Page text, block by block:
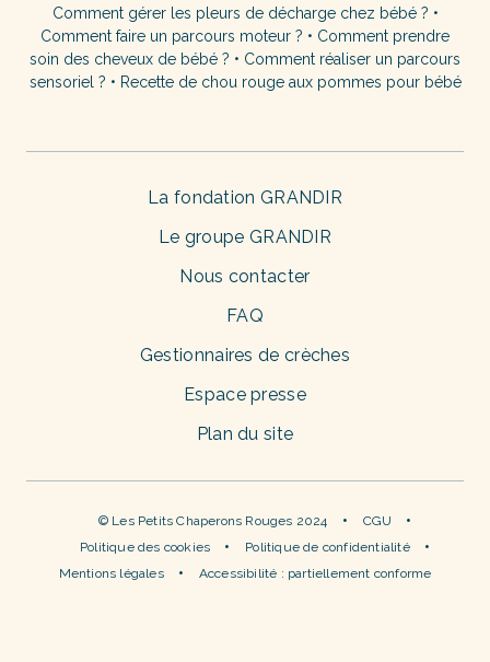
Comment gérer les pleurs de décharge chez bébé ? •
Comment faire un parcours moteur ? • Comment prendre
soin des cheveux de bébé ? • Comment réaliser un parcours
sensoriel ? • Recette de chou rouge aux pommes pour bébé
La fondation GRANDIR
Le groupe GRANDIR
Nous contacter
FAQ
Gestionnaires de crèches
Espace presse
Plan du site
© Les Petits Chaperons Rouges 2024
CGU
Politique des cookies
Politique de confidentialité
Mentions légales
Accessibilité : partiellement conforme